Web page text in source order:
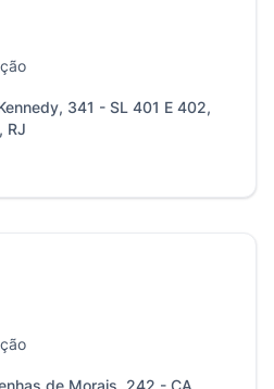
341 - SL 401 E 402,
RJ
de Morais, 242 - CA,